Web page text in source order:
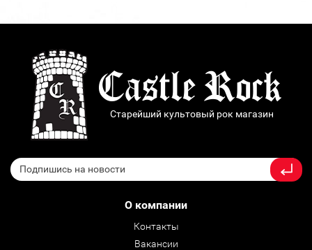
Старейший культовый рок магазин
О компании
Контакты
Вакансии